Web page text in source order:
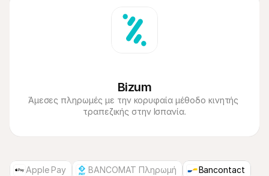
Bizum
Άμεσες πληρωμές με την κορυφαία μέθοδο κινητής
τραπεζικής στην Ισπανία.
Apple Pay BANCOMAT Πληρωμή
Bancontact